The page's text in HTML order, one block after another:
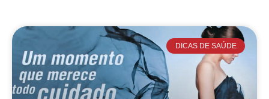
DICAS DE SAÚDE